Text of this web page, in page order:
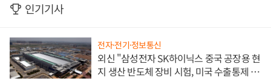
인기기사
전자·전기·정보통신
외신 "삼성전자 SK하이닉스 중국 공장용 현
지 생산 반도체 장비 시험, 미국 수출통제 대